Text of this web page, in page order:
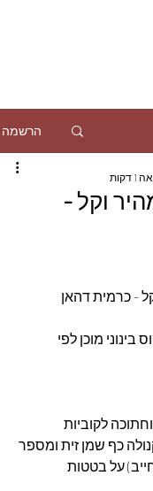
הרשמה
וקל -
דקות
- כרמית דהאן
מוכן לפי
לקוביות
שמן קנולה כף שמן זית ומספר
על בטטות